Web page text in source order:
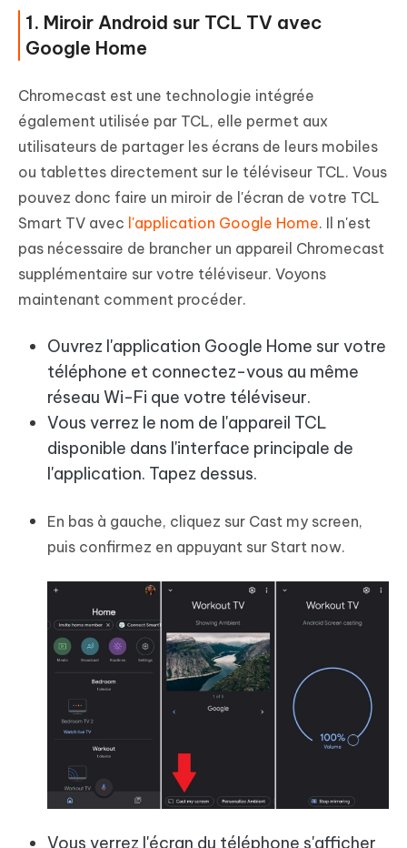
1. Miroir Android sur TCL TV avec
Google Home
Chromecast est une technologie intégrée
également utilisée par TCL, elle permet aux
utilisateurs de partager les écrans de leurs mobiles
ou tablettes directement sur le téléviseur TCL. Vous
pouvez donc faire un miroir de l'écran de votre TCL
Smart TV avec l'application Google Home. Il n'est
pas nécessaire de brancher un appareil Chromecast
supplémentaire sur votre téléviseur. Voyons
maintenant comment procéder.
Ouvrez l'application Google Home sur votre
téléphone et connectez-vous au même
réseau Wi-Fi que votre téléviseur.
Vous verrez le nom de l'appareil TCL
disponible dans l'interface principale de
l'application. Tapez dessus.
En bas à gauche, cliquez sur Cast my screen,
puis confirmez en appuyant sur Start now.
Vous verrez l'écran du téléphone s'afficher